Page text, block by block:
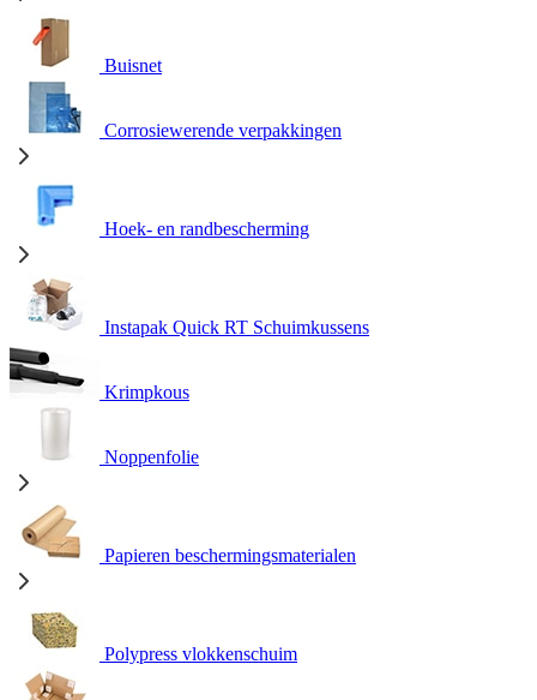
Buisnet
Corrosiewerende verpakkingen
Hoek- en randbescherming
Instapak Quick RT Schuimkussens
Krimpkous
Noppenfolie
Papieren beschermingsmaterialen
Polypress vlokkenschuim